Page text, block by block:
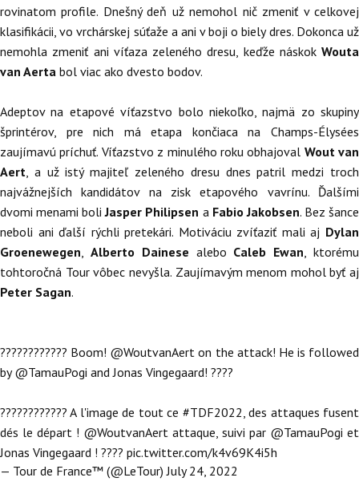
rovinatom profile. Dnešný deň už nemohol nič zmeniť v celkovej
klasifikácii, vo vrchárskej súťaže a ani v boji o biely dres. Dokonca už
nemohla zmeniť ani víťaza zeleného dresu, keďže náskok Wouta
van Aerta bol viac ako dvesto bodov.
Adeptov na etapové víťazstvo bolo niekoľko, najmä zo skupiny
šprintérov, pre nich má etapa končiaca na Champs-Élysées
zaujímavú príchuť. Víťazstvo z minulého roku obhajoval Wout van
Aert , a už istý majiteľ zeleného dresu dnes patril medzi troch
najvážnejších kandidátov na zisk etapového vavrínu. Ďalšími
dvomi menami boliJasper Philipsen a Fabio Jakobsen. Bez šance
neboli ani ďalší rýchli pretekári. Motiváciu zvíťaziť mali aj Dylan
Groenewegen
Alberto Dainese alebo Caleb Ewan , ktorému
tohtoročná Tour vôbec nevyšla. Zaujímavým menom mohol byť aj
Peter Sagan.
???????????? Boom! @WoutvanAert on the attack! He is followed
by@TamauPogi and Jonas Vingegaard! ????
???????????? A l'image de tout ce #TDF2022 , des attaques fusent
dés le départ ! @WoutvanAert attaque, suivi par @TamauPogi et
Jonas Vingegaard ! ???? pic.twitter.com/k4v69K4i5h
— Tour de France™ (@LeTour)July 24, 2022